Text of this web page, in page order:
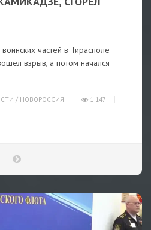
частей в Тирасполе
взрыв, а потом начался
/ НОВОРОССИЯ
1 147